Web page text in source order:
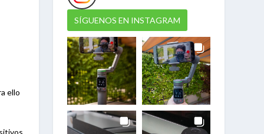
ello
SÍGUENOS EN INSTAGRAM